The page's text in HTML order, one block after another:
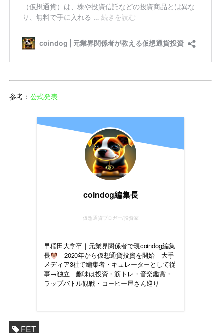
参考：公式発表
coindog編集長
仮想通貨ブロガー/投資家
早稲田大学卒｜元業界関係者で現coindog編集
長
｜2020年から仮想通貨投資を開始｜大手
メディア3社で編集者・キュレーターとして従
事→独立｜趣味は投資・筋トレ・音楽鑑賞・
ラップバトル観戦・コーヒー屋さん巡り
FET